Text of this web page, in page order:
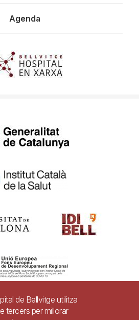
Agenda
de Bellvitge utilitza
tercers per millorar